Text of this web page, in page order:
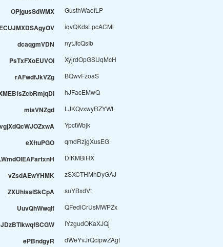
OPjgusSdWMX GusthWaofLP
ECUJMXDSAgyOV iqvQKdsLpcACMl
dcaqgmVDN nytJfcQsIb
PsTxFXoEUVOi XyjrdOpGSUqMcH
rAFwdfJkVZg BQwvFzoaS
hJFacEMwQ
misVNZgd LJKQvxwyRZYWt
YpctWbjk
eXftuPGO qmdRzjgXusEG
DfKMBiHX
vZsdAEwYHMK zSXCTHMhDyGAJ
ZXUhisalSkCpA suYBxdVt
UuvQhWwqIf QFediCrUsMWPZx
IYzgudOKaXJQj
ePBndgyR dWeYvJrQcipwZAgt